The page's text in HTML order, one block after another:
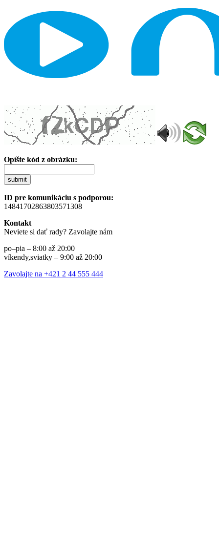
Opíšte kód z obrázku:
submit
ID pre komunikáciu s podporou:
14841702863803571308
Kontakt
Neviete si dať rady? Zavolajte nám
po–pia – 8:00 až 20:00
víkendy,sviatky – 9:00 až 20:00
Zavolajte na +421 2 44 555 444